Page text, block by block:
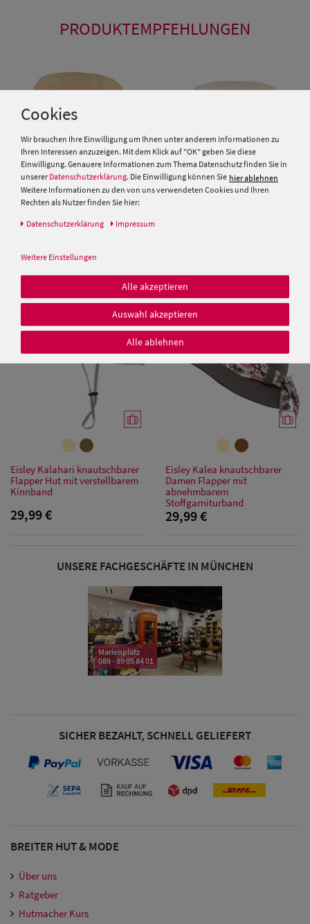
Baseball Caps
Damen UV-
Schutz Caps
Damen
Damen
Sonnenschilder
Snapback Caps
PRODUKTEMPFEHLUNGEN
Fiebig Fischer-Hut mit 2
19,99 € 25,00 €
Eisley Kalahari knautschbarer
Flapper Hut mit verstellbarem
Kinnband
29,99 €
Eisley Kalea knautschbarer
Damen Flapper mit
abnehmbarem
Stoffgarniturband
29,99 €
UNSERE FACHGESCHÄFTE IN MÜNCHEN
Marienplatz
089 - 89 05 84 01
SICHER BEZAHLT, SCHNELL GELIEFERT
BREITER HUT & MODE
Über uns
Ratgeber
Hutmacher Kurs
Cookies
Wir brauchen Ihre Einwilligung um Ihnen unter anderem Informationen zu
Ihren Interessen anzuzeigen. Mit dem Klick auf "OK" geben Sie diese
Einwilligung. Genauere Informationen zum Thema Datenschutz finden Sie in
unserer Datenschutzerklärung. Die Einwilligung können Sie hier ablehnen
Weitere Informationen zu den von uns verwendeten Cookies und Ihren
Rechten als Nutzer finden Sie hier:
Daten­schutz­erklärung Impressum
Weitere Einstellungen
Alle akzeptieren
Auswahl akzeptieren
Alle ablehnen